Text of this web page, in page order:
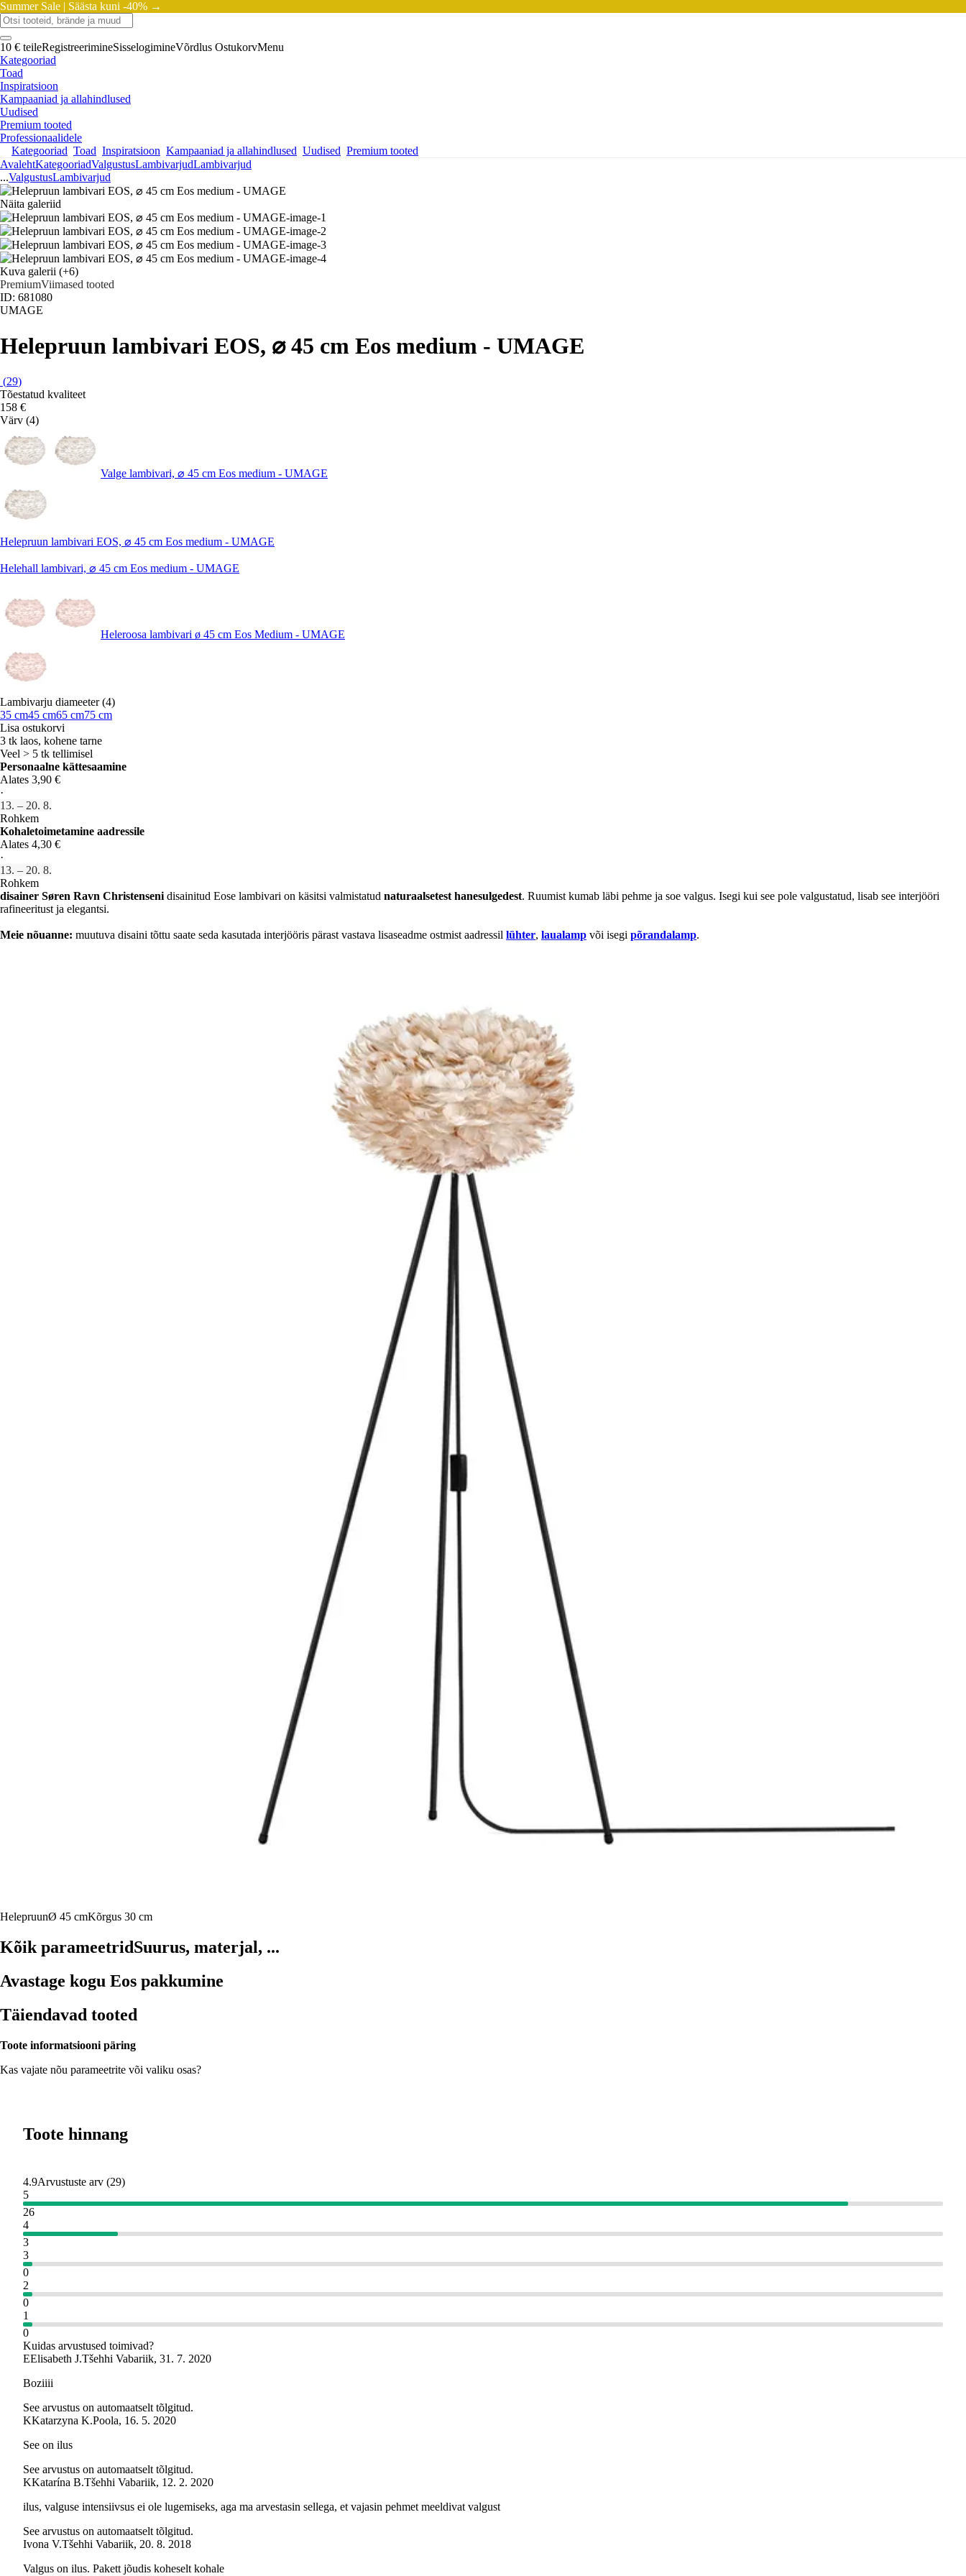
Summer Sale | Säästa kuni -40% →
10 € teileRegistreerimineSisselogimineVõrdlus OstukorvMenu
Kategooriad
Toad
Inspiratsioon
Kampaaniad ja allahindlused
Uudised
Premium tooted
Professionaalidele
Kategooriad Toad Inspiratsioon Kampaaniad ja allahindlused Uudised Premium tooted
AvalehtKategooriadValgustusLambivarjudLambivarjud
...ValgustusLambivarjud
Näita galeriid
Kuva galerii (+6)
PremiumViimased tooted
ID: 681080
UMAGE
Helepruun lambivari EOS, ⌀ 45 cm Eos medium - UMAGE
(29)
Tõestatud kvaliteet
158 €
Värv (4)
Valge lambivari, ⌀ 45 cm Eos medium - UMAGE
Helepruun lambivari EOS, ⌀ 45 cm Eos medium - UMAGE
Helehall lambivari, ⌀ 45 cm Eos medium - UMAGE
Heleroosa lambivari ø 45 cm Eos Medium - UMAGE
Lambivarju diameeter (4)
35 cm45 cm65 cm75 cm
Lisa ostukorvi
3 tk laos, kohene tarne
Veel > 5 tk tellimisel
Personaalne kättesaamine
Alates 3,90 €
·
13. – 20. 8.
Rohkem
Kohaletoimetamine aadressile
Alates 4,30 €
·
13. – 20. 8.
Rohkem
disainer Søren Ravn Christenseni disainitud Eose lambivari on käsitsi valmistatud naturaalsetest hanesulgedest. Ruumist kumab läbi pehme ja soe valgus. Isegi kui see pole valgustatud, lisab see interjööri
rafineeritust ja elegantsi.
Meie nõuanne: muutuva disaini tõttu saate seda kasutada interjööris pärast vastava lisaseadme ostmist aadressil lühter, laualamp või isegi põrandalamp.
HelepruunØ 45 cmKõrgus 30 cm
Kõik parameetridSuurus, materjal, ...
Avastage kogu Eos pakkumine
Täiendavad tooted
Toote informatsiooni päring
Kas vajate nõu parameetrite või valiku osas?
Toote hinnang
4.9Arvustuste arv (29)
5
26
4
3
3
0
2
0
1
0
Kuidas arvustused toimivad?
EElisabeth J.Tšehhi Vabariik, 31. 7. 2020
Boziiii
See arvustus on automaatselt tõlgitud.
KKatarzyna K.Poola, 16. 5. 2020
See on ilus
See arvustus on automaatselt tõlgitud.
KKatarína B.Tšehhi Vabariik, 12. 2. 2020
ilus, valguse intensiivsus ei ole lugemiseks, aga ma arvestasin sellega, et vajasin pehmet meeldivat valgust
See arvustus on automaatselt tõlgitud.
Ivona V.Tšehhi Vabariik, 20. 8. 2018
Valgus on ilus. Pakett jõudis koheselt kohale